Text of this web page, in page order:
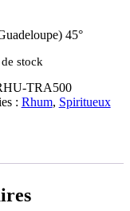
45°
stock
TRA500
: Rhum, Spiritueux